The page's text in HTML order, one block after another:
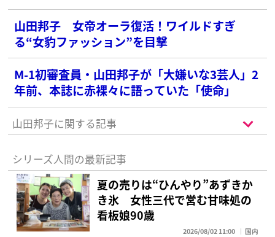
山田邦子 女帝オーラ復活！ワイルドすぎ
る“女豹ファッション”を目撃
M-1初審査員・山田邦子が「大嫌いな3芸人」2
年前、本誌に赤裸々に語っていた「使命」
山田邦子に関する記事
シリーズ人間の最新記事
夏の売りは“ひんやり”あずきか
き氷 女性三代で営む甘味処の
看板娘90歳
2026/08/02 11:00 国内